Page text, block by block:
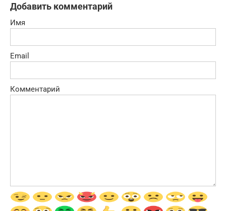
Добавить комментарий
Имя
Email
Комментарий